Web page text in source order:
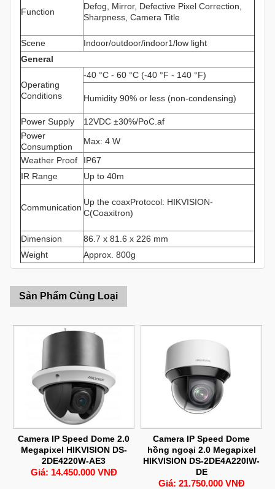
Function
Defog, Mirror, Defective Pixel Correction,
Sharpness, Camera Title
Scene
Indoor/outdoor/indoor1/low light
General
Operating
Conditions
-40 °C - 60 °C (-40 °F - 140 °F)
Humidity 90% or less (non-condensing)
Power Supply
12VDC ±30%/PoC.af
Power
Consumption
Max: 4 W
Weather Proof
IP67
IR Range
Up to 40m
Communication
Up the coaxProtocol: HIKVISION-
C(Coaxitron)
Dimension
86.7 x 81.6 x 226 mm
Weight
Approx. 800g
Sản Phẩm Cùng Loại
Camera IP Speed Dome 2.0
Megapixel HIKVISION DS-
2DE4220W-AE3
Giá: 14.450.000 VNĐ
Camera IP Speed Dome
hồng ngoại 2.0 Megapixel
HIKVISION DS-2DE4A220IW-
DE
Giá: 21.750.000 VNĐ